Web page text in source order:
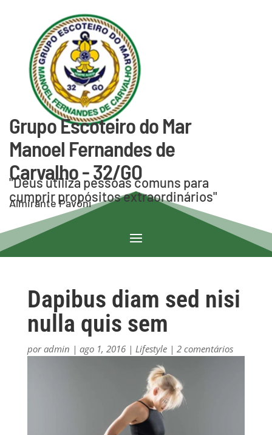
Grupo Escoteiro do Mar
Manoel Fernandes de
Carvalho - 32/GO
"Deus utiliza pessoas comuns para
cumprir propósitos extraordinários"
Almirante Pavoni
Dapibus diam sed nisi
nulla quis sem
poradmin | ago 1, 2016| Lifestyle| 2 comentários